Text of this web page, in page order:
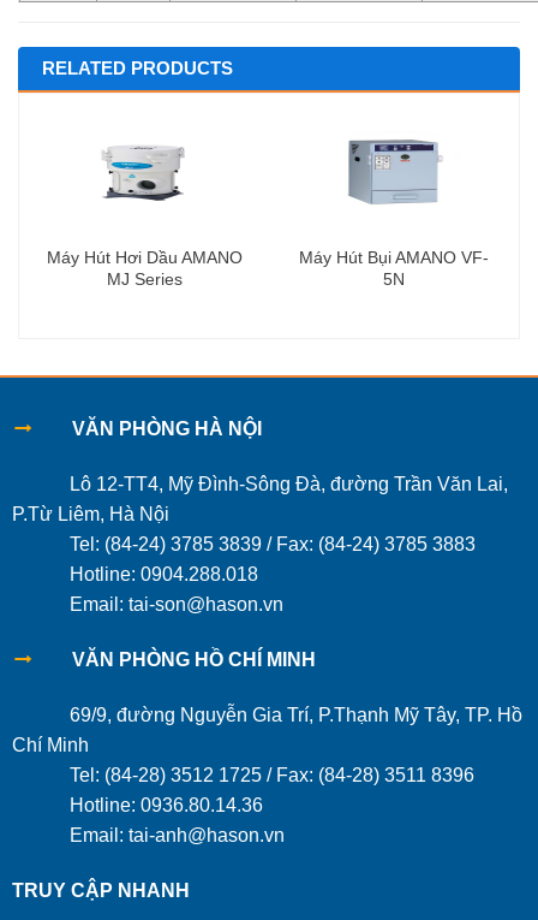
RELATED PRODUCTS
Máy Hút Hơi Dầu AMANO
MJ Series
Máy Hút Bụi AMANO VF-
5N
VĂN PHÒNG HÀ NỘI
Lô 12-TT4, Mỹ Đình-Sông Đà, đường Trần Văn Lai,
P.Từ Liêm, Hà Nội
Tel: (84-24) 3785 3839 / Fax: (84-24) 3785 3883
Hotline: 0904.288.018
Email: tai-son@hason.vn
VĂN PHÒNG HỒ CHÍ MINH
69/9, đường Nguyễn Gia Trí, P.Thạnh Mỹ Tây, TP. Hồ
Chí Minh
Tel: (84-28) 3512 1725 / Fax: (84-28) 3511 8396
Hotline: 0936.80.14.36
Email: tai-anh@hason.vn
TRUY CẬP NHANH